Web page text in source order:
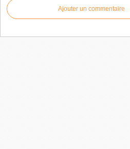
Ajouter un commentaire